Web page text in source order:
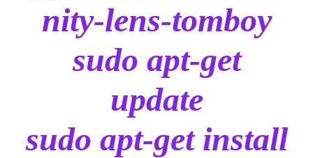
nity-lens-tomboy
sudo apt-get
update
sudo apt-get install